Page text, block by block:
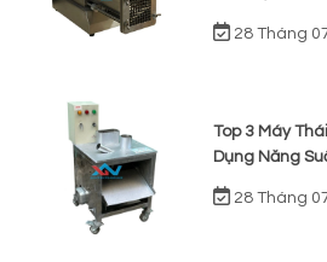
28 Tháng
Top 3 Máy
Dụng Năng
28 Tháng